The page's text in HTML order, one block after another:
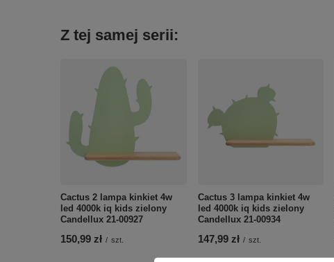
Z tej samej serii:
Cactus 2 lampa kinkiet 4w
led 4000k iq kids zielony
Candellux 21-00927
150,99 zł / szt.
Cactus 3 lampa kinkiet 4w
led 4000k iq kids zielony
Candellux 21-00934
147,99 zł / szt.